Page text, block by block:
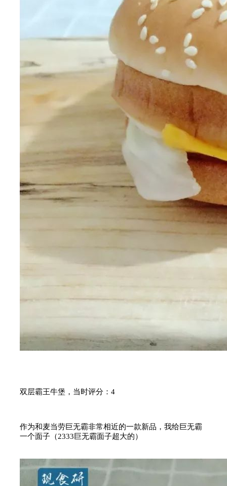
双层霸王牛堡，当时评分：4
作为和麦当劳巨无霸非常相近的一款新品，我给巨无霸
一个面子（2333巨无霸面子超大的）